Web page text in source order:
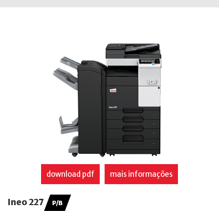
download pdf mais informações
Ineo 227